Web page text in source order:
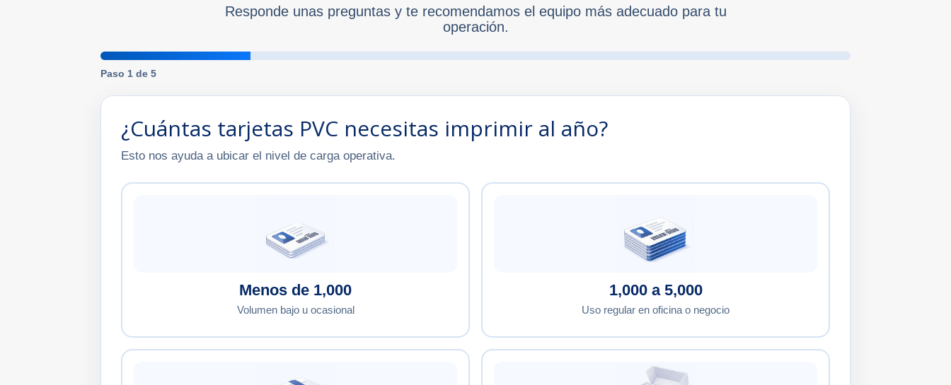
Responde unas preguntas y te recomendamos el equipo más adecuado para tu
operación.
Paso 1 de 5
¿Cuántas tarjetas PVC necesitas imprimir al año?
Esto nos ayuda a ubicar el nivel de carga operativa.
Menos de 1,000
Volumen bajo u ocasional
1,000 a 5,000
Uso regular en oficina o negocio